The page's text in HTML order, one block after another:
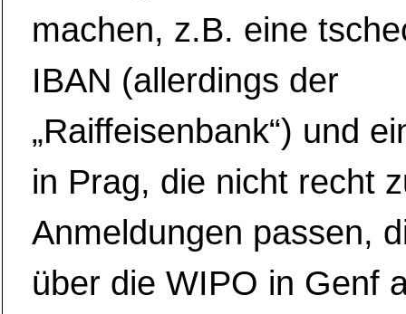
machen, z.B. eine
IBAN (allerdings der
„Raiffeisenbank“) und
in Prag, die nicht recht
Anmeldungen passen,
über die WIPO in Genf